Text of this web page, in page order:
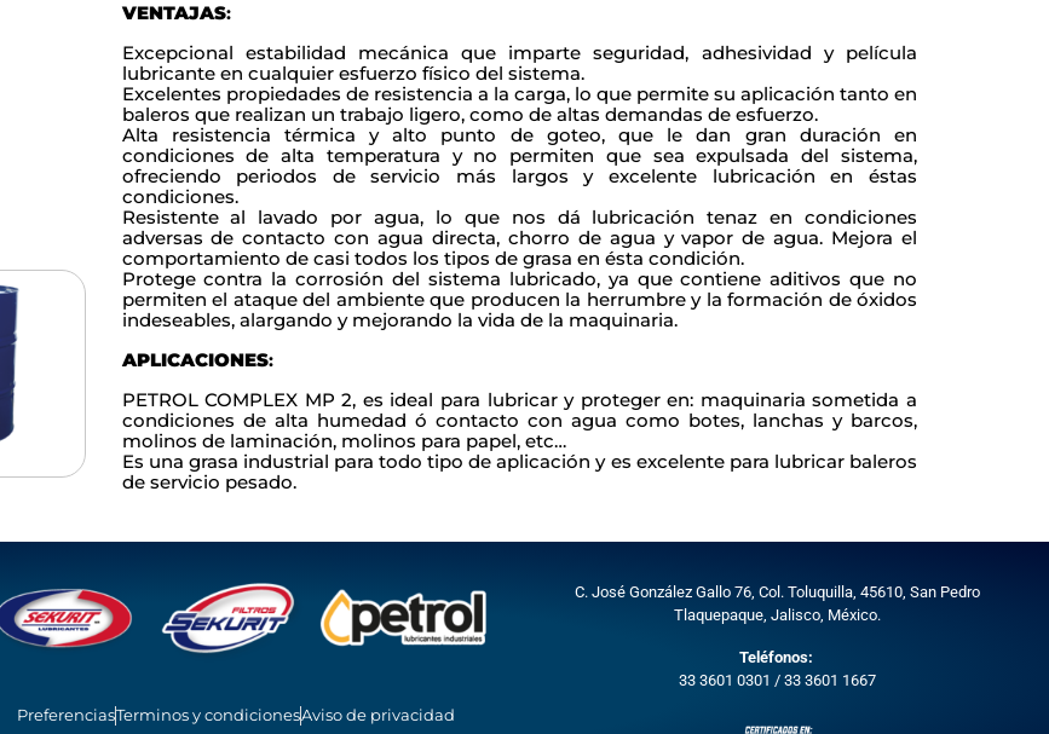
3.5 Kg. 15 Kg. 170 kg.
VENTAJAS:
Excepcional estabilidad mecánica que imparte seguridad, adhesividad y película
lubricante en cualquier esfuerzo físico del sistema.
Excelentes propiedades de resistencia a la carga, lo que permite su aplicación tanto en
baleros que realizan un trabajo ligero, como de altas demandas de esfuerzo.
Alta resistencia térmica y alto punto de goteo, que le dan gran duración en
condiciones de alta temperatura y no permiten que sea expulsada del sistema,
ofreciendo periodos de servicio más largos y excelente lubricación en éstas
condiciones.
Resistente al lavado por agua, lo que nos dá lubricación tenaz en condiciones
adversas de contacto con agua directa, chorro de agua y vapor de agua. Mejora el
comportamiento de casi todos los tipos de grasa en ésta condición.
Protege contra la corrosión del sistema lubricado, ya que contiene aditivos que no
permiten el ataque del ambiente que producen la herrumbre y la formación de óxidos
indeseables, alargando y mejorando la vida de la maquinaria.
APLICACIONES:
PETROL COMPLEX MP 2, es ideal para lubricar y proteger en: maquinaria sometida a
condiciones de alta humedad ó contacto con agua como botes, lanchas y barcos,
molinos de laminación, molinos para papel, etc…
Es una grasa industrial para todo tipo de aplicación y es excelente para lubricar baleros
de servicio pesado.
PreferenciasTerminos y condicionesAviso de privacidad
C. José González Gallo 76, Col. Toluquilla, 45610,San Pedro
Tlaquepaque, Jalisco, México.
Teléfonos:
33 3601 0301 /33 3601 1667